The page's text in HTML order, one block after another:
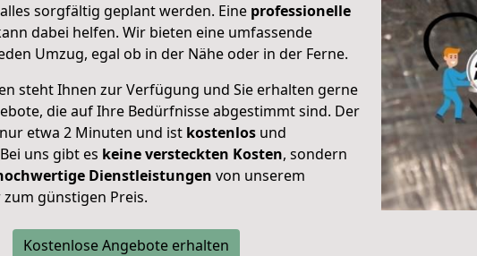
sorgfältig geplant werden. Eine professionelle
dabei helfen. Wir bieten eine umfassende
Umzug, egal ob in der Nähe oder in der Ferne.
steht Ihnen zur Verfügung und Sie erhalten gerne
die auf Ihre Bedürfnisse abgestimmt sind. Der
etwa 2 Minuten und ist kostenlos und
uns gibt es keine versteckten Kosten, sondern
Dienstleistungen von unserem
günstigen Preis.
Kostenlose Angebote erhalten